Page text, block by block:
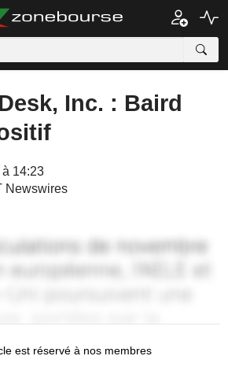
Inc. : Baird
14:23
Newswires
est réservé à nos membres